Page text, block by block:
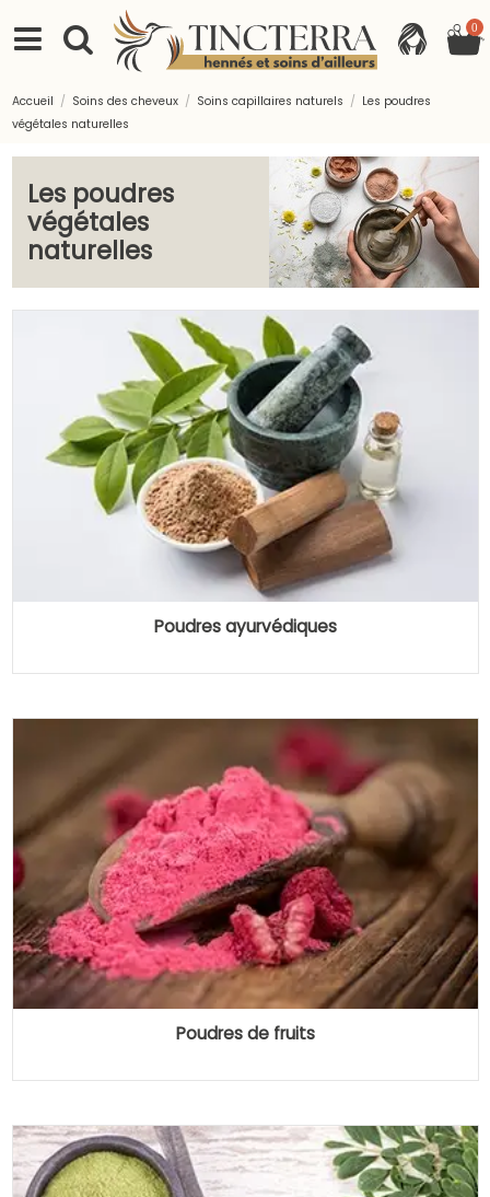
0
Accueil Soins des cheveux Soins capillaires naturels
Les poudres
végétales naturelles
Les poudres
végétales
naturelles
Poudres ayurvédiques
Poudres de fruits